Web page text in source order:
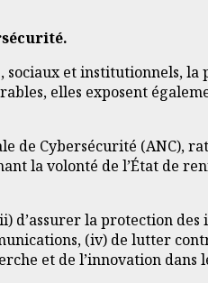
et institutionnels, la
elles exposent
de Cybersécurité (ANC),
la volonté de l’État de
la protection
(iv) de lutter
et de l’innovation dans